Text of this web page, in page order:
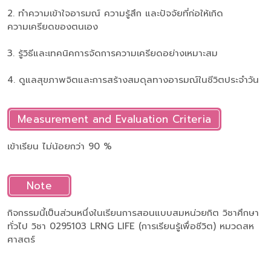
2. ทำความเข้าใจอารมณ์ ความรู้สึก และปัจจัยที่ก่อให้เกิด
ความเครียดของตนเอง
3. รู้วิธีและเทคนิคการจัดการความเครียดอย่างเหมาะสม
4. ดูแลสุขภาพจิตและการสร้างสมดุลทางอารมณ์ในชีวิตประจำวัน
Measurement and Evaluation Criteria
เข้าเรียน ไม่น้อยกว่า 90 %
Note
กิจกรรมนี้เป็นส่วนหนึ่งในเรียนการสอนแบบสมหน่วยกิต วิชาศึกษา
ทั่วไป วิชา 0295103 LRNG LIFE (การเรียนรู้เพื่อชีวิต) หมวดสห
ศาสตร์